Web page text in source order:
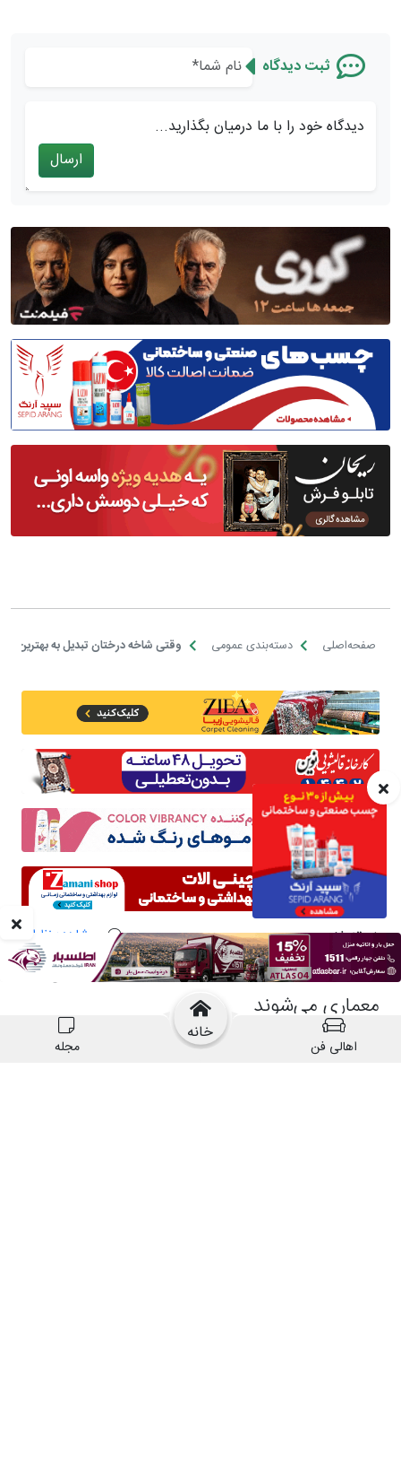
مجله
خانه
اهالی فن
ثبت دیدگاه
دیدگاه خود را با ما درمیان بگذارید...
ارسال